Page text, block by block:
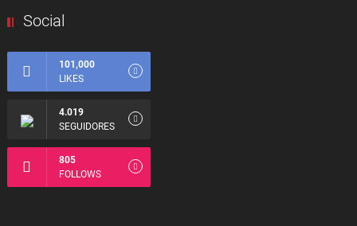
Social
101,000
LIKES
4.019
SEGUIDORES
805
FOLLOWS